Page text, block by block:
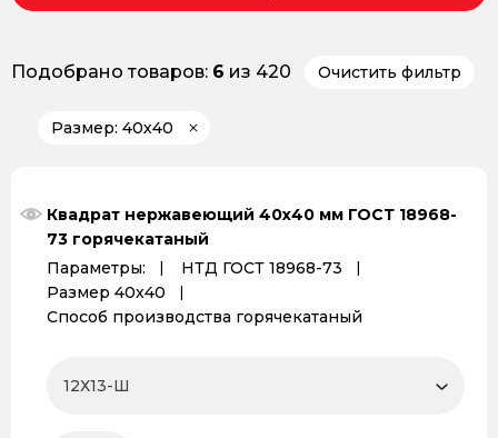
Подобрано товаров: 6 из 420 Очистить фильтр
Размер: 40х40
Квадрат нержавеющий 40х40 мм ГОСТ 18968-
73 горячекатаный
Параметры:
НТД ГОСТ 18968-73
Размер 40х40
Способ производства горячекатаный